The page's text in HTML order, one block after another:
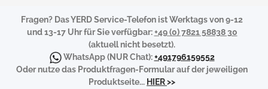
Fragen? Das YERD Service-Telefon ist Werktags von 9-12
und 13-17 Uhr für Sie verfügbar:+49 (0) 7821 58838 30
(aktuell nicht besetzt).
WhatsApp(NUR Chat):+491796159552
Oder nutze das Produktfragen-Formular auf der jeweiligen
Produktseite... HIER>>